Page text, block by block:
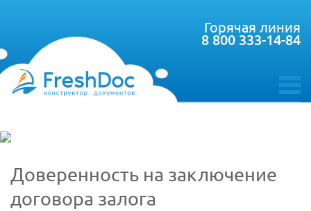
toggle
Горячая линия
8 800 333-14-84
Доверенность на заключение
договора залога